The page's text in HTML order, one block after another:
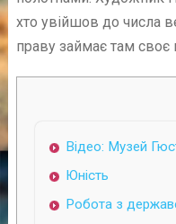
хто увійшов до числа
праву займає там своє
Відео: Музей
Юність
Робота з